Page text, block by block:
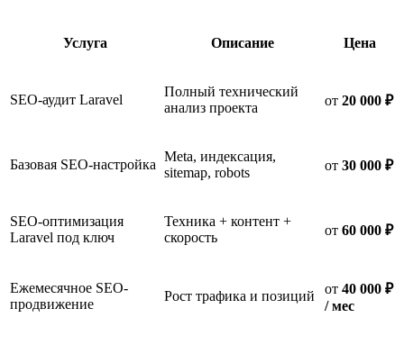
Услуга Описание Цена
SEO-аудит Laravel
Полный технический
анализ проекта
от 20 000 ₽
Базовая SEO-настройка
Meta, индексация,
sitemap, robots
от 30 000 ₽
SEO-оптимизация
Laravel под ключ
Техника + контент +
скорость
от 60 000 ₽
Ежемесячное SEO-
продвижение
Рост трафика и позиций от 40 000 ₽
/ мес